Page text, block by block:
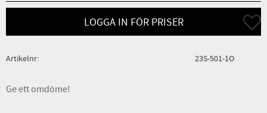
LOGGA IN FÖR PRISER Lägg
Artikelnr 23S-501-1O
Ge ett omdöme!